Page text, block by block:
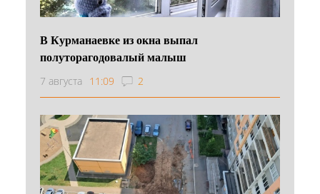
В Курманаевке из окна выпал
полуторагодовалый малыш
7 августа 11:09 2